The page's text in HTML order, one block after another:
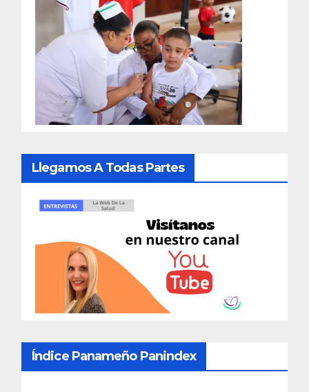
Llegamos A Todas Partes
Índice Panameño Panindex